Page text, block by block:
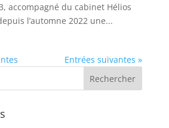
accompagné du cabinet Hélios
l’automne 2022 une...
Entrées suivantes »